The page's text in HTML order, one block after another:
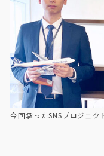
今回承ったSNSプロジェ